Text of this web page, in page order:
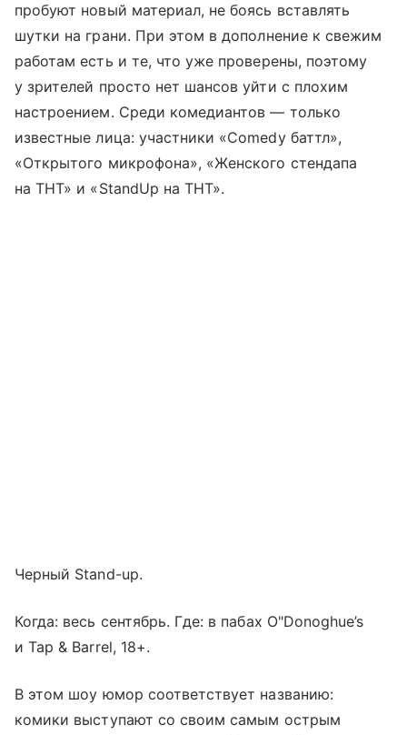
пробуют новый материал, не боясь вставлять
шутки на грани. При этом в дополнение к свежим
работам есть и те, что уже проверены, поэтому
у зрителей просто нет шансов уйти с плохим
настроением. Среди комедиантов — только
известные лица: участники «Comedy баттл»,
«Открытого микрофона», «Женского стендапа
на ТНТ» и «StandUp на ТНТ».
Черный Stand-up.
Когда: весь сентябрь. Где: в пабах O"Donoghue’s
и Tap & Barrel, 18+.
В этом шоу юмор соответствует названию:
комики выступают со своим самым острым